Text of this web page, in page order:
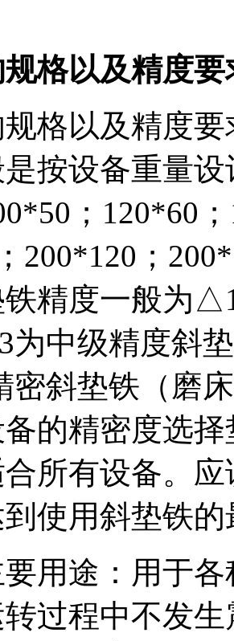
格以及精度要
规格以及精度
按设备重量
；120*60
200*120；
精度一般为
中级精度斜
斜垫铁（磨
的精密度选
所有设备。
使用斜垫铁
用途：用于
过程中不发